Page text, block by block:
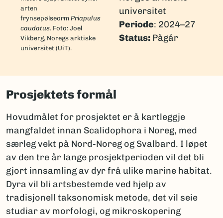
arten
frynsepølseorm Priapulus
caudatus. Foto: Joel
Vikberg, Noregs arktiske
universitet (UiT).
universitet
Periode: 2024–27
Status: Pågår
Prosjektets formål
Hovudmålet for prosjektet er å kartleggje
mangfaldet innan Scalidophora i Noreg, med
særleg vekt på Nord-Noreg og Svalbard. I løpet
av den tre år lange prosjektperioden vil det bli
gjort innsamling av dyr frå ulike marine habitat.
Dyra vil bli artsbestemde ved hjelp av
tradisjonell taksonomisk metode, det vil seie
studiar av morfologi, og mikroskopering